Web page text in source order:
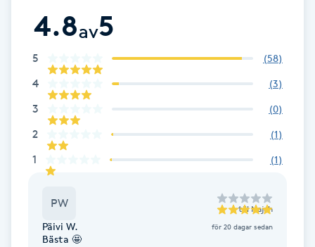
Faceliftmassage
Fet hårbotten
Fettreducering
Fibromassage
Fotmassage
4.8av5
5 (58)
4 (3)
3 (0)
2 (1)
1 (1)
PW till Najah
Päivi W. för 20 dagar sedan
Bästa 🤩